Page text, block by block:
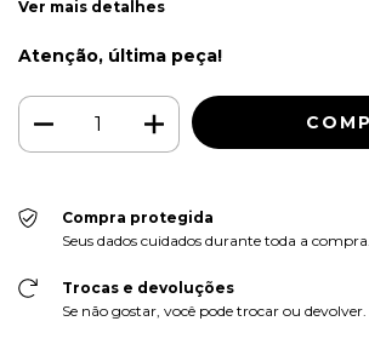
Ver mais detalhes
Atenção, última peça!
Compra protegida
Seus dados cuidados durante toda a compra.
Trocas e devoluções
Se não gostar, você pode trocar ou devolver.